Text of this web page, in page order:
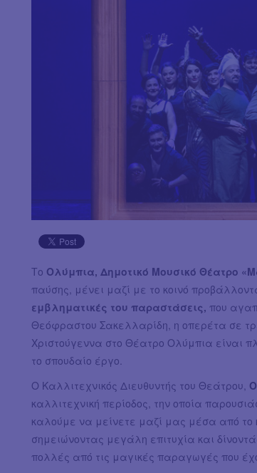
Το Ολύμπια, Δημοτικό Μουσικό Θέατρο
παύσης, μένει μαζί με το κοινό
εμβληματικές του παραστάσεις, που
Θεόφραστου Σακελλαρίδη, η οπερέτα σε
Χριστούγεννα στο Θέατρο Ολύμπια είναι
το σπουδαίο έργο.
Ο Καλλιτεχνικός Διευθυντής του Θεάτρου,
καλλιτεχνική περίοδος, την οποία
καλούμε να μείνετε μαζί μας μέσα από το
σημειώνοντας μεγάλη επιτυχία και
πολλές από τις μαγικές παραγωγές που